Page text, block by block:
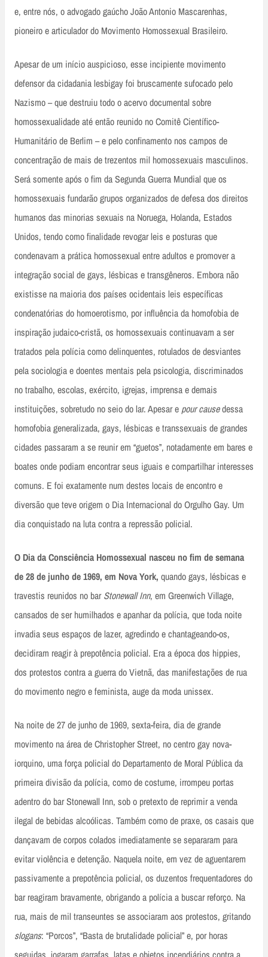
e, entre nós, o advogado gaúcho João Antonio Mascarenhas,
pioneiro e articulador do Movimento Homossexual Brasileiro.
Apesar de um início auspicioso, esse incipiente movimento
defensor da cidadania lesbigay foi bruscamente sufocado pelo
Nazismo – que destruiu todo o acervo documental sobre
homossexualidade até então reunido no Comitê Científico-
Humanitário de Berlim – e pelo confinamento nos campos de
concentração de mais de trezentos mil homossexuais masculinos.
Será somente após o fim da Segunda Guerra Mundial que os
homossexuais fundarão grupos organizados de defesa dos direitos
humanos das minorias sexuais na Noruega, Holanda, Estados
Unidos, tendo como finalidade revogar leis e posturas que
condenavam a prática homossexual entre adultos e promover a
integração social de gays, lésbicas e transgêneros. Embora não
existisse na maioria dos países ocidentais leis específicas
condenatórias do homoerotismo, por influência da homofobia de
inspiração judaico-cristã, os homossexuais continuavam a ser
tratados pela polícia como delinquentes, rotulados de desviantes
pela sociologia e doentes mentais pela psicologia, discriminados
no trabalho, escolas, exército, igrejas, imprensa e demais
instituições, sobretudo no seio do lar. Apesar e pour causedessa
homofobia generalizada, gays, lésbicas e transsexuais de grandes
cidades passaram a se reunir em “guetos”, notadamente em bares e
boates onde podiam encontrar seus iguais e compartilhar interesses
comuns. E foi exatamente num destes locais de encontro e
diversão que teve origem o Dia Internacional do Orgulho Gay. Um
dia conquistado na luta contra a repressão policial.
O Dia da Consciência Homossexual nasceu no fim de semana
de 28 de junho de 1969, em Nova York, quando gays, lésbicas e
travestis reunidos no barStonewall Inn, em Greenwich Village,
cansados de ser humilhados e apanhar da polícia, que toda noite
invadia seus espaços de lazer, agredindo e chantageando-os,
decidiram reagir à prepotência policial. Era a época dos hippies,
dos protestos contra a guerra do Vietnã, das manifestações de rua
do movimento negro e feminista, auge da moda unissex.
Na noite de 27 de junho de 1969, sexta-feira, dia de grande
movimento na área de Christopher Street, no centro gay nova-
iorquino, uma força policial do Departamento de Moral Pública da
primeira divisão da polícia, como de costume, irrompeu portas
adentro do bar Stonewall Inn, sob o pretexto de reprimir a venda
ilegal de bebidas alcoólicas. Também como de praxe, os casais que
dançavam de corpos colados imediatamente se separaram para
evitar violência e detenção. Naquela noite, em vez de aguentarem
passivamente a prepotência policial, os duzentos frequentadores do
bar reagiram bravamente, obrigando a polícia a buscar reforço. Na
rua, mais de mil transeuntes se associaram aos protestos, gritando
slogans: “Porcos”, “Basta de brutalidade policial” e, por horas